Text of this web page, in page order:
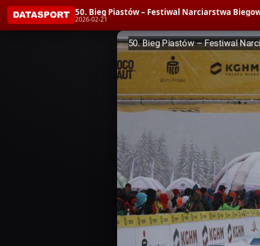
50. Bieg Piastów – Festiwal Narciarstwa
2026-02-21